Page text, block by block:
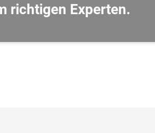
richtigen Experten.